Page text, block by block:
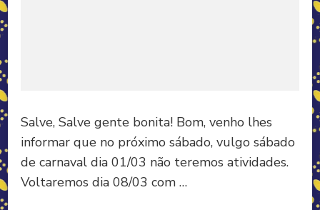
Salve, Salve gente bonita! Bom, venho lhes
informar que no próximo sábado, vulgo sábado
de carnaval dia 01/03 não teremos atividades.
Voltaremos dia 08/03 com …